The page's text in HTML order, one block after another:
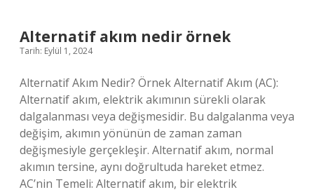
Alternatif akım nedir örnek
Tarih: Eylül 1, 2024
Alternatif Akım Nedir? Örnek Alternatif Akım (AC):
Alternatif akım, elektrik akımının sürekli olarak
dalgalanması veya değişmesidir. Bu dalgalanma veya
değişim, akımın yönünün de zaman zaman
değişmesiyle gerçekleşir. Alternatif akım, normal
akımın tersine, aynı doğrultuda hareket etmez.
AC’nin Temeli: Alternatif akım, bir elektrik